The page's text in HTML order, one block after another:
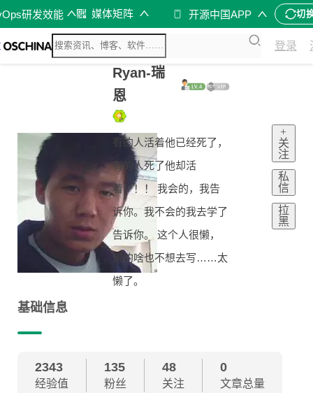
研发效能 媒体矩阵 开源中国APP 切
登录
Ryan-瑞
恩
有的人活着他已经死了，
有的人死了他却活
着！！！ 我会的，我告
诉你。我不会的我去学了
告诉你。 这个人很懒，
懒的啥也不想去写……太
懒了。
+
关
注
私
信
拉
黑
基础信息
2343
经验值
135
粉丝
48
关注
0
文章总量